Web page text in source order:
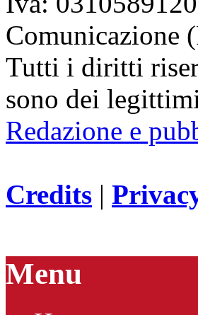
Comunicazione
Tutti i diritti
sono dei
Redazione e
Credits |
Menu